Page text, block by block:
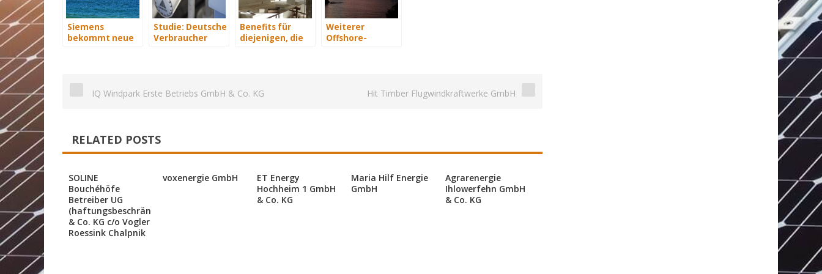
Siemens
bekommt neue
Studie: Deutsche
Verbraucher
Benefits für
diejenigen, die
Weiterer
Offshore-
IQ Windpark Erste Betriebs GmbH & Co. KG Hit Timber Flugwindkraftwerke GmbH
RELATED POSTS
SOLINE
Bouchéhöfe
Betreiber UG
(haftungsbeschränkt)
& Co. KG c/o Vogler
Roessink Chalpnik
voxenergie GmbH
ET Energy
Hochheim 1 GmbH
& Co. KG
Maria Hilf Energie
GmbH
Agrarenergie
Ihlowerfehn GmbH
& Co. KG